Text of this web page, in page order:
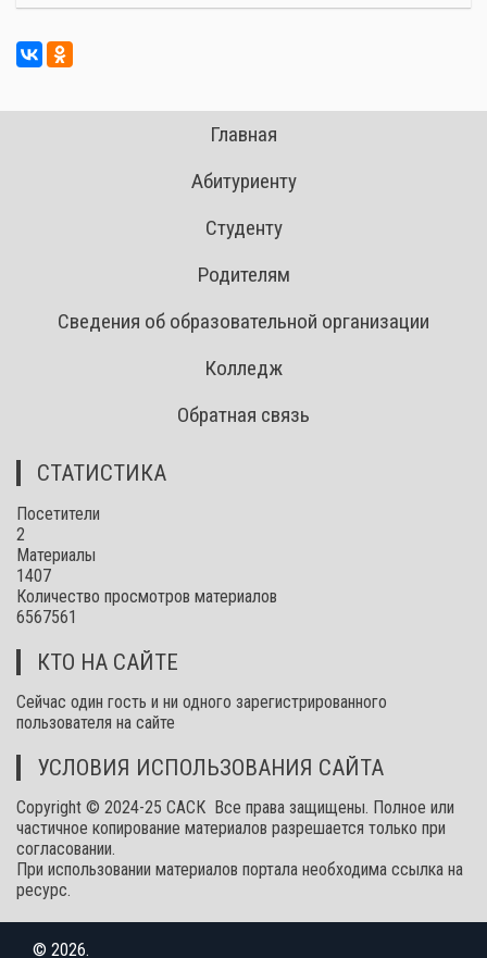
Главная
Абитуриенту
Студенту
Родителям
Сведения об образовательной организации
Колледж
Обратная связь
СТАТИСТИКА
Посетители
2
Материалы
1407
Количество просмотров материалов
6567561
КТО НА САЙТЕ
Сейчас один гость и ни одного зарегистрированного
пользователя на сайте
УСЛОВИЯ ИСПОЛЬЗОВАНИЯ САЙТА
Copyright © 2024-25 САСК Все права защищены. Полное или
частичное копирование материалов разрешается только при
согласовании.
При использовании материалов портала необходима ссылка на
ресурс.
© 2026.